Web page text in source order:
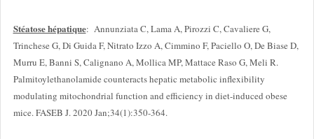
Stéatose hépatique: Annunziata C, Lama A, Pirozzi C, Cavaliere G,
Trinchese G, Di Guida F, Nitrato Izzo A, Cimmino F, Paciello O, De Biase D,
Murru E, Banni S, Calignano A, Mollica MP, Mattace Raso G, Meli R.
Palmitoylethanolamide counteracts hepatic metabolic inflexibility
modulating mitochondrial function and efficiency in diet-induced obese
mice. FASEB J. 2020 Jan;34(1):350-364.